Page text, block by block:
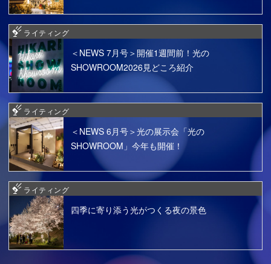
ライティング
＜NEWS 7月号＞開催1週間前！光の
SHOWROOM2026見どころ紹介
ライティング
＜NEWS 6月号＞光の展示会「光の
SHOWROOM」今年も開催！
ライティング
四季に寄り添う光がつくる夜の景色